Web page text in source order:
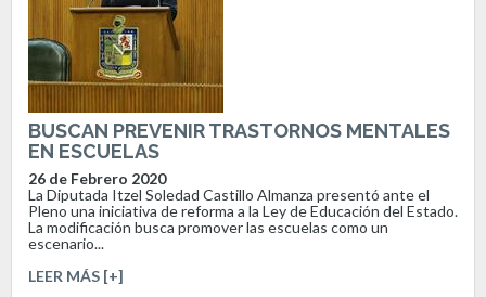
BUSCAN PREVENIR TRASTORNOS MENTALES
EN ESCUELAS
26 de Febrero 2020
La Diputada Itzel Soledad Castillo Almanza presentó ante el
Pleno una iniciativa de reforma a la Ley de Educación del Estado.
La modificación busca promover las escuelas como un
escenario...
LEER MÁS [+]